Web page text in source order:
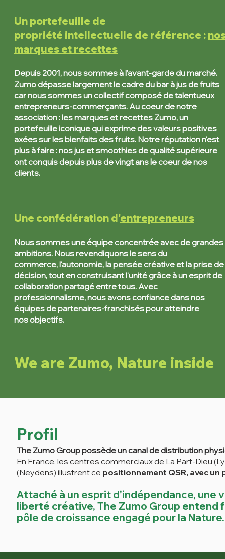
Un portefeuille de
propriété intellectuelle de référence :
marques et recettes
Depuis 2001, nous sommes à l'avant-garde du marché.
Zumodépasse largement le cadre du bar à jus de fruits
car noussommes un collectif composé de talentueux
entrepreneurs-commerçants. Au coeur de notre
association : les marques et recettes Zumo, un
portefeuille iconique qui exprime des valeurspositives
axées sur lesbienfaits desfruits. Notre réputation n'est
plus à faire :nos jus et smoothies de qualité supérieure
ont conquisdepuis plus de vingt ansle coeur de nos
clients.
Une confédération d'entrepreneurs
Nous sommes une équipe concentrée avec de grandes
ambitions. Nousrevendiquons le sens du
commerce,l'autonomie, la pensée créative et la prise de
décision, tout en construisant l'unité grâce à un esprit de
collaboration partagé entre tous. Avec
professionnalisme, nous avons confiance dans nos
équipesde partenaires-franchiséspour atteindre
nosobjectifs.
We are Zumo, Nature inside
Profil
The Zumo Group possède un canal dedistribution
En France, les centres commerciauxde La Part-Dieu
(Neydens) illustrent ce positionnement QSR, avec
Attaché à un esprit d'indépendance, une
liberté créative, The Zumo Group entend
pôle de croissance engagé pour la Nature.